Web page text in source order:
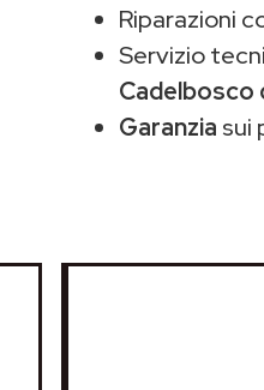
Riparazioni
Servizio
Cadelbosco
Garanzia sui